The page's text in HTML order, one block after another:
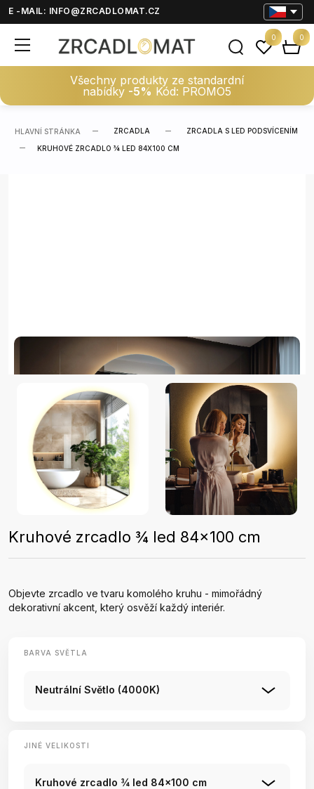
E -MAIL: INFO@ZRCADLOMAT.CZ
Všechny produkty ze standardní
nabídky -5% Kód: PROMO5
0 0
HLAVNÍ STRÁNKA ZRCADLA ZRCADLA S LED PODSVÍCENÍM
KRUHOVÉ ZRCADLO ¾ LED 84X100 CM
Kruhové zrcadlo ¾ led 84x100 cm
Objevte zrcadlo ve tvaru komolého kruhu - mimořádný
dekorativní akcent, který osvěží každý interiér.
BARVA SVĚTLA
Neutrální Světlo (4000K)
JINÉ VELIKOSTI
Kruhové zrcadlo ¾ led 84x100 cm